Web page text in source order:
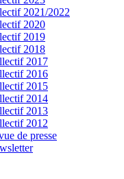
2021/2022
2020
2019
2018
2017
2016
2015
2014
2013
2012
de presse